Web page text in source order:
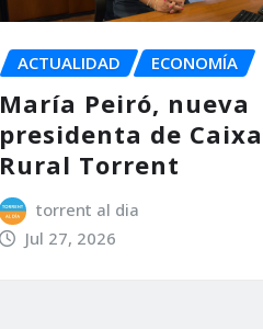
ACTUALIDAD ECONOMÍA
María Peiró, nueva
presidenta de Caixa
Rural Torrent
torrent al dia
Jul 27, 2026